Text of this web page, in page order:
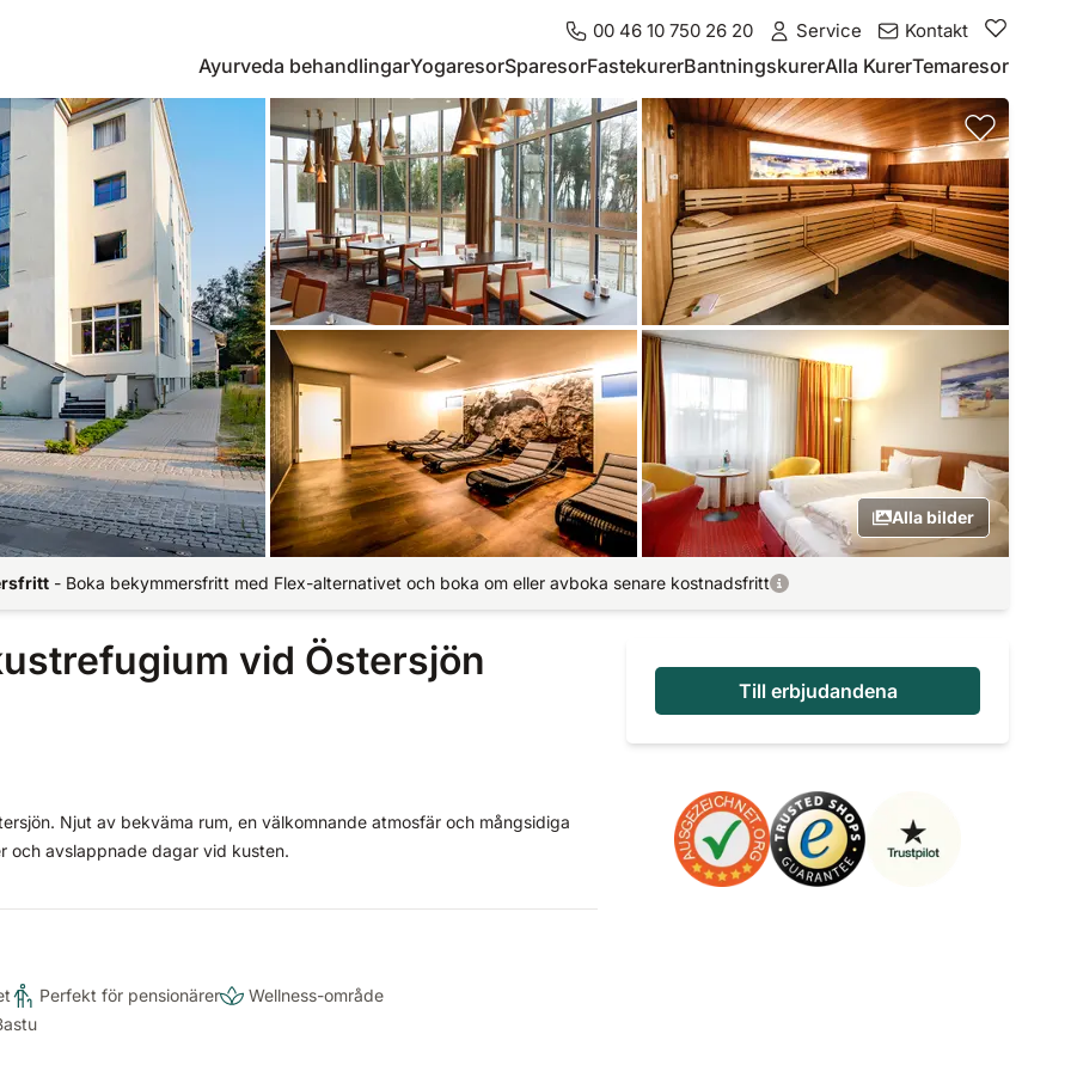
00 46 10 750 26 20 Service Kontakt
Ayurveda behandlingarYogaresorSparesorFastekurerBantningskurerAlla KurerTemaresor
Alla bilder
- Boka bekymmersfritt med Flex-alternativet och boka om eller avboka senare kostnadsfritt
vid Östersjön
Till erbjudandena
Njut av bekväma rum, en välkomnande atmosfär och mångsidiga
och avslappnade dagar vid kusten.
Perfekt för pensionärer
Wellness-område